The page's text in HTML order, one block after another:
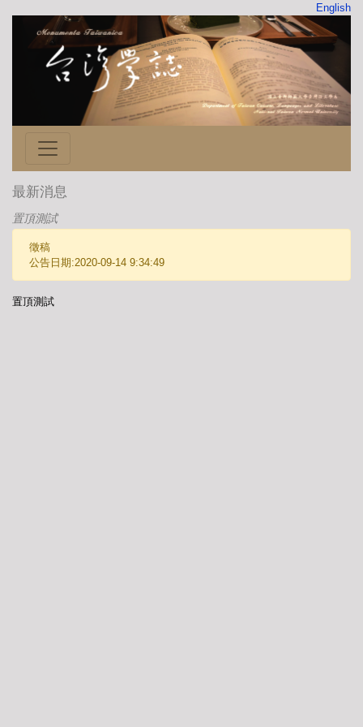
English
最新消息
置頂測試
徵稿
公告日期:2020-09-14 9:34:49
置頂測試